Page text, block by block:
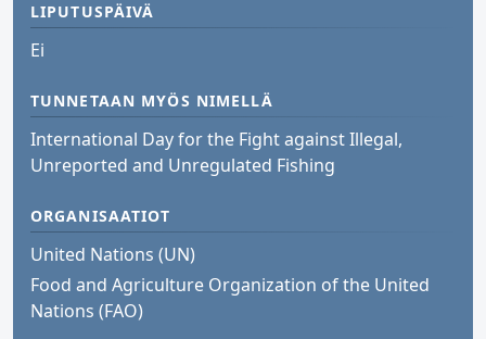
LIPUTUSPÄIVÄ
Ei
TUNNETAAN MYÖS NIMELLÄ
International Day for the Fight against Illegal,
Unreported and Unregulated Fishing
ORGANISAATIOT
United Nations (UN)
Food and Agriculture Organization of the United
Nations (FAO)